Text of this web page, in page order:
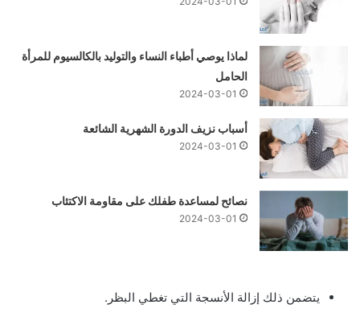
لماذا يوصي أطباء النساء والتوليد بالكالسيوم للمرأة
الحامل
2024-03-01
أسباب نزيف الدورة الشهرية الشائعة
2024-03-01
نصائح لمساعدة طفلك على مقاومة الاكتئاب
2024-03-01
يتضمن ذلك إزالة الأنسجة التي تغطي البظر.